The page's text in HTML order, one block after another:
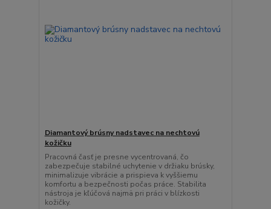
Diamantový brúsny nadstavec na nechtovú
kožičku
Pracovná časť je presne vycentrovaná, čo
zabezpečuje stabilné uchytenie v držiaku brúsky,
minimalizuje vibrácie a prispieva k vyššiemu
komfortu a bezpečnosti počas práce. Stabilita
nástroja je kľúčová najmä pri práci v blízkosti
kožičky.